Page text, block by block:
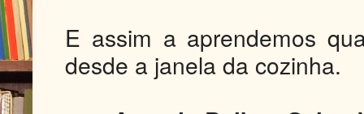
E assim a aprendemos
desde a janela da cozinha.